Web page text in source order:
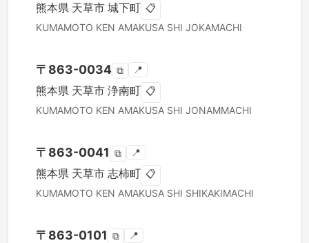
熊本県 天草市 城下町 📋
KUMAMOTO KEN AMAKUSA SHI JOKAMACHI
〒 863-0034 ⧉ 📍
熊本県 天草市 浄南町 📋
KUMAMOTO KEN AMAKUSA SHI JONAMMACHI
〒 863-0041 ⧉ 📍
熊本県 天草市 志柿町 📋
KUMAMOTO KEN AMAKUSA SHI SHIKAKIMACHI
〒 863-0101 ⧉ 📍